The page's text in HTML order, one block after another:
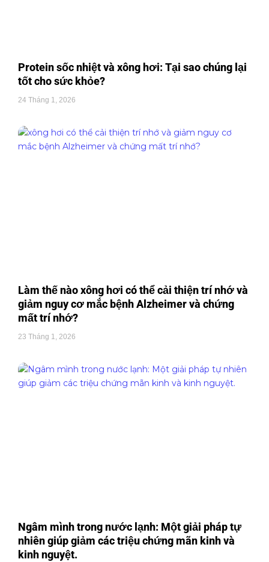
Protein sốc nhiệt và xông hơi: Tại sao chúng lại
tốt cho sức khỏe?
24 Tháng 1, 2026
Làm thế nào xông hơi có thể cải thiện trí nhớ và
giảm nguy cơ mắc bệnh Alzheimer và chứng
mất trí nhớ?
23 Tháng 1, 2026
Ngâm mình trong nước lạnh: Một giải pháp tự
nhiên giúp giảm các triệu chứng mãn kinh và
kinh nguyệt.